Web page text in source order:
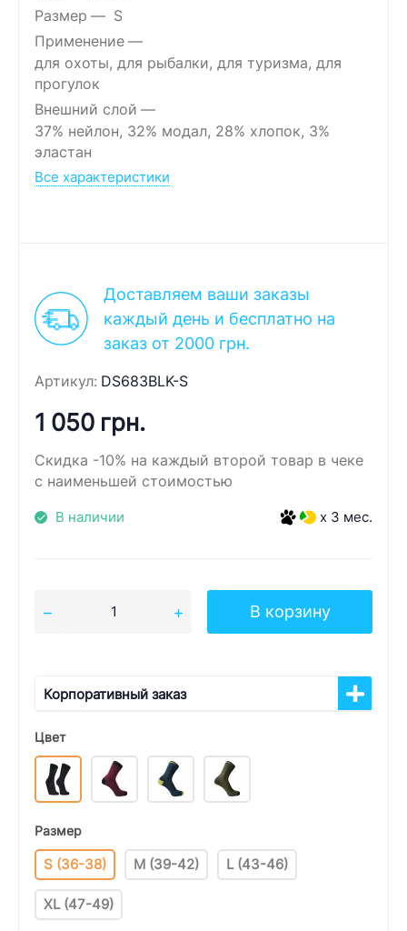
Размер
S
Применение
для охоты, для рыбалки, для туризма, для
прогулок
Внешний слой
37% нейлон, 32% модал, 28% хлопок, 3%
эластан
Все характеристики
Доставляем ваши заказы
каждый день и бесплатно на
заказ от 2000 грн.
Артикул: DS683BLK-S
1 050 грн.
Скидка -10% на каждый второй товар в чеке
с наименьшей стоимостью
В наличии x 3 мес.
В корзину
Корпоративный заказ
Цвет
Размер
S (36-38) M (39-42) L (43-46)
XL (47-49)